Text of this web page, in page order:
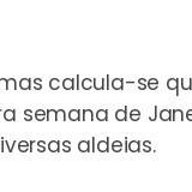
calcula-se
semana de
aldeias.